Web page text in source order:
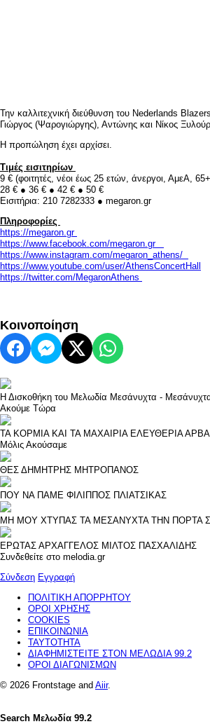
Την καλλιτεχνική διεύθυνση του Nederlands
Γιώργος (Ψαρογιώργης), Αντώνης και Νίκος
Η προπώληση έχει αρχίσει.
Τιμές εισιτηρίων
9 € (φοιτητές, νέοι έως 25 ετών, άνεργοι, ΑμεΑ,
28 € ● 36 € ● 42 € ● 50 €
Eισιτήρια: 210 7282333 ● megaron.gr
Πληροφορίες
https://megaron.gr
https://www.facebook.com/megaron.gr
https://www.instagram.com/megaron_athens/
https://www.youtube.com/user/AthensConcertHall
https://twitter.com/MegaronAthens
Κοινοποίηση
Η Δισκοθήκη του Μελωδία Μεσάνυχτα -
Ακούμε Τώρα
ΤΑ ΚΟΡΜΙΑ ΚΑΙ ΤΑ ΜΑΧΑΙΡΙΑ ΕΛΕΥΘΕΡΙΑ
Μόλις Ακούσαμε
ΘΕΣ ΔΗΜΗΤΡΗΣ ΜΗΤΡΟΠΑΝΟΣ
ΠΟΥ ΝΑ ΠΑΜΕ ΦΙΛΙΠΠΟΣ ΠΛΙΑΤΣΙΚΑΣ
ΜΗ ΜΟΥ ΧΤΥΠΑΣ ΤΑ ΜΕΣΑΝΥΧΤΑ ΤΗΝ ΠΟΡΤΑ
ΕΡΩΤΑΣ ΑΡΧΑΓΓΕΛΟΣ ΜΙΛΤΟΣ ΠΑΣΧΑΛΙΔΗΣ
Συνδεθείτε στο melodia.gr
Σύνδεση Εγγραφή
ΠΟΛΙΤΙΚΗ ΑΠΟΡΡΗΤΟΥ
ΟΡΟΙ ΧΡΗΣΗΣ
COOKIES
ΕΠΙΚΟΙΝΩΝΙΑ
ΤΑΥΤΟΤΗΤΑ
ΔΙΑΦΗΜΙΣΤΕΙΤΕ ΣΤΟΝ ΜΕΛΩΔΙΑ 99.2
ΟΡΟΙ ΔΙΑΓΩΝΙΣΜΩΝ
© 2026 Frontstage and Aiir.
Search Μελωδία 99.2